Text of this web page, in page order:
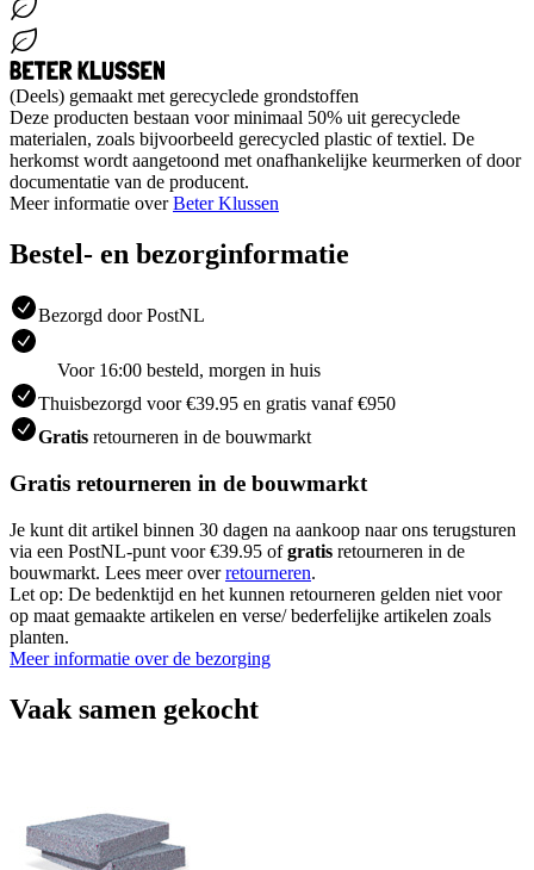
(Deels) gemaakt met gerecyclede grondstoffen
Deze producten bestaan voor minimaal 50% uit gerecyclede
materialen, zoals bijvoorbeeld gerecycled plastic of textiel. De
herkomst wordt aangetoond met onafhankelijke keurmerken of door
documentatie van de producent.
Meer informatie overBeter Klussen
Bestel- en bezorginformatie
Bezorgd door PostNL
Voor 16:00 besteld, morgen in huis
Thuisbezorgd voor €39.95 en gratis vanaf €950
Gratis retourneren in de bouwmarkt
Gratis retourneren in de bouwmarkt
Je kunt dit artikel binnen 30 dagen na aankoop naar ons terugsturen
via een PostNL-punt voor €39.95 ofgratis retourneren in de
bouwmarkt. Lees meer overretourneren.
Let op: De bedenktijd en het kunnen retourneren gelden niet voor
op maat gemaakte artikelen en verse/ bederfelijke artikelen zoals
planten.
Meer informatie over de bezorging
Vaak samen gekocht